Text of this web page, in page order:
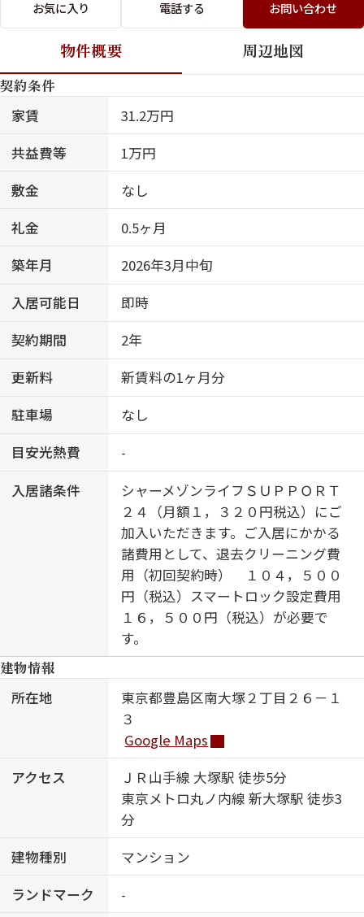
お気に入り 電話する お問い合わせ
物件概要 周辺地図
契約条件
家賃
31.2万円
共益費等
1万円
敷金
なし
礼金
0.5ヶ月
築年月
2026年3月中旬
入居可能日
即時
契約期間
2年
更新料
新賃料の1ヶ月分
駐車場
なし
目安光熱費
-
入居諸条件
シャーメゾンライフＳＵＰＰＯＲＴ
２４（月額１，３２０円税込）にご
加入いただきます。ご入居にかかる
諸費用として、退去クリーニング費
用（初回契約時） １０４，５００
円（税込）スマートロック設定費用
１６，５００円（税込）が必要で
す。
建物情報
所在地
東京都豊島区南大塚２丁目２６－１
３
Google Maps
アクセス
ＪＲ山手線 大塚駅 徒歩5分
東京メトロ丸ノ内線 新大塚駅 徒歩3
分
建物種別
マンション
ランドマーク
-